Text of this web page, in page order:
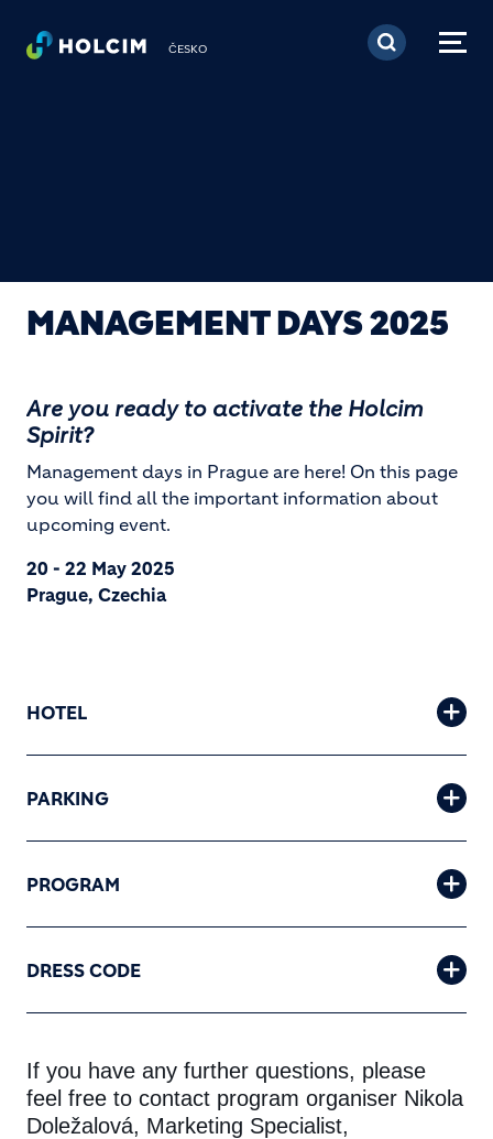
Přejít k hlavnímu
ČESKO
MANAGEMENT DAYS 2025
Are you ready to activate the Holcim
Spirit?
Management days in Prague are here! On this page
you will find all the important information about
upcoming event.
20 - 22 May 2025
Prague, Czechia
HOTEL
PARKING
PROGRAM
DRESS CODE
If you have any further questions, please
feel free to contact program organiser Nikola
Doležalová, Marketing Specialist,